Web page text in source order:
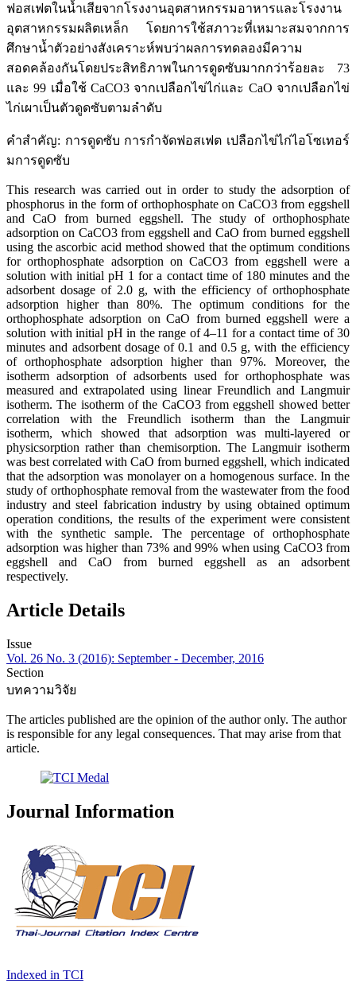
ฟอสเฟตในน้ำเสียจากโรงงานอุตสาหกรรมอาหารและโรงงาน
อุตสาหกรรมผลิตเหล็ก โดยการใช้สภาวะที่เหมาะสมจากการ
ศึกษาน้ำตัวอย่างสังเคราะห์พบว่าผลการทดลองมีความ
สอดคล้องกันโดยประสิทธิภาพในการดูดซับมากกว่าร้อยละ 73
และ 99 เมื่อใช้ CaCO3 จากเปลือกไข่ไก่และ CaO จากเปลือกไข่
ไก่เผาเป็นตัวดูดซับตามลำดับ
คำสำคัญ: การดูดซับ การกำจัดฟอสเฟต เปลือกไข่ไก่ไอโซเทอร์
มการดูดซับ
This research was carried out in order to study the adsorption of
phosphorus in the form of orthophosphate on CaCO3 from eggshell
and CaO from burned eggshell. The study of orthophosphate
adsorption on CaCO3 from eggshell and CaO from burned eggshell
using the ascorbic acid method showed that the optimum conditions
for orthophosphate adsorption on CaCO3 from eggshell were a
solution with initial pH 1 for a contact time of 180 minutes and the
adsorbent dosage of 2.0 g, with the efficiency of orthophosphate
adsorption higher than 80%. The optimum conditions for the
orthophosphate adsorption on CaO from burned eggshell were a
solution with initial pH in the range of 4–11 for a contact time of 30
minutes and adsorbent dosage of 0.1 and 0.5 g, with the efficiency
of orthophosphate adsorption higher than 97%. Moreover, the
isotherm adsorption of adsorbents used for orthophosphate was
measured and extrapolated using linear Freundlich and Langmuir
isotherm. The isotherm of the CaCO3 from eggshell showed better
correlation with the Freundlich isotherm than the Langmuir
isotherm, which showed that adsorption was multi-layered or
physicsorption rather than chemisorption. The Langmuir isotherm
was best correlated with CaO from burned eggshell, which indicated
that the adsorption was monolayer on a homogenous surface. In the
study of orthophosphate removal from the wastewater from the food
industry and steel fabrication industry by using obtained optimum
operation conditions, the results of the experiment were consistent
with the synthetic sample. The percentage of orthophosphate
adsorption was higher than 73% and 99% when using CaCO3 from
eggshell and CaO from burned eggshell as an adsorbent
respectively.
Article Details
Issue
Vol. 26 No. 3 (2016): September - December, 2016
Section
บทความวิจัย
The articles published are the opinion of the author only. The author
is responsible for any legal consequences. That may arise from that
article.
Journal Information
Indexed in TCI